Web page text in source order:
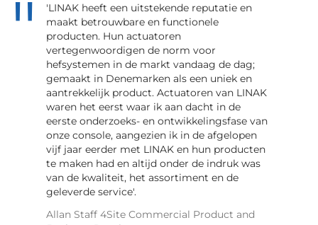
'LINAK heeft een uitstekende reputatie en
maakt betrouwbare en functionele
producten. Hun actuatoren
vertegenwoordigen de norm voor
hefsystemen in de markt vandaag de dag;
gemaakt in Denemarken als een uniek en
aantrekkelijk product. Actuatoren van LINAK
waren het eerst waar ik aan dacht in de
eerste onderzoeks- en ontwikkelingsfase van
onze console, aangezien ik in de afgelopen
vijf jaar eerder met LINAK en hun producten
te maken had en altijd onder de indruk was
van de kwaliteit, het assortiment en de
geleverde service'.
Allan Staff 4Site Commercial Product and